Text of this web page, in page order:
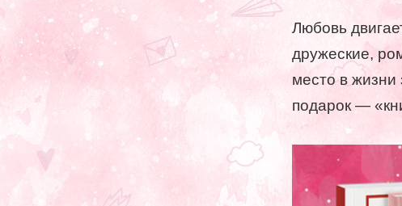
Любовь
дружеские,
место в жизни
подарок —